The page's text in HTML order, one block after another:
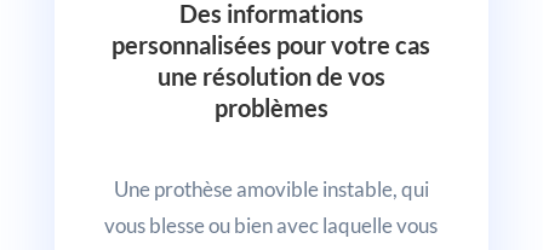
Des informations
personnalisées pour votre cas
une résolution de vos
problèmes
Une prothèse amovible instable, qui
vous blesse ou bien avec laquelle vous